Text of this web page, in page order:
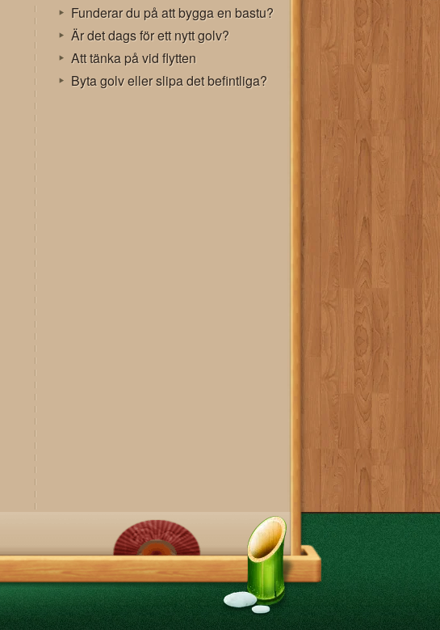
Funderar du på att bygga en bastu?
Är det dags för ett nytt golv?
Att tänka på vid flytten
Byta golv eller slipa det befintliga?